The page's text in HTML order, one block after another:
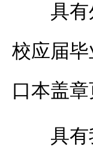
具
校应届
口本盖
具